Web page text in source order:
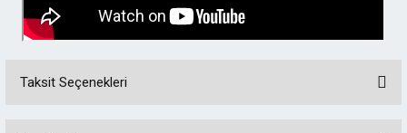
Taksit Seçenekleri